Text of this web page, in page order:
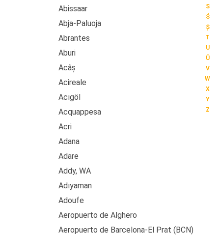
S
Ś
Ș
T
U
Ū
V
W
X
Y
Z
Abissaar
Abja-Paluoja
Abrantes
Aburi
Acâș
Acireale
Acıgöl
Acquappesa
Acri
Adana
Adare
Addy, WA
Adıyaman
Adoufe
Aeropuerto de Alghero
Aeropuerto de Barcelona-El Prat (BCN)